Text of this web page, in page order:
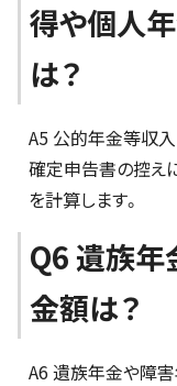
得や個人
は？
A5 公的年金等収
確定申告書の控え
を計算します。
Q6 遺族年
金額は？
A6 遺族年金や障